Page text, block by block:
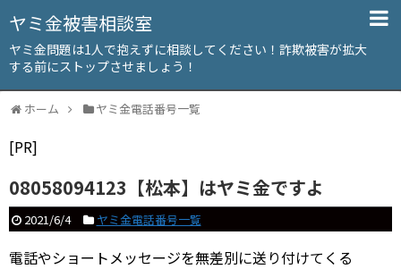
ヤミ金被害相談室
ヤミ金問題は1人で抱えずに相談してください！詐欺被害が拡大
する前にストップさせましょう！
ホーム ヤミ金電話番号一覧
[PR]
08058094123【松本】はヤミ金ですよ
2021/6/4 ヤミ金電話番号一覧
電話やショートメッセージを無差別に送り付けてくる